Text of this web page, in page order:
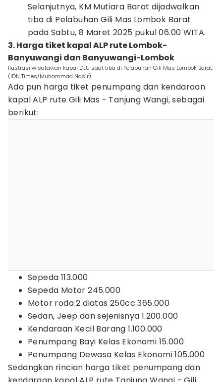
Selanjutnya, KM Mutiara Barat dijadwalkan
tiba di Pelabuhan Gili Mas Lombok Barat
pada Sabtu, 8 Maret 2025 pukul 06.00 WITA.
3. Harga tiket kapal ALP rute Lombok-
Banyuwangi dan Banyuwangi-Lombok
Ilustrasi wisatawan kapal DLU saat tiba di Pelabuhan Gili Mas Lombok Barat.
(IDN Times/Muhammad Nasir)
Ada pun harga tiket penumpang dan kendaraan
kapal ALP rute Gili Mas - Tanjung Wangi, sebagai
berikut:
Sepeda 113.000
Sepeda Motor 245.000
Motor roda 2 diatas 250cc 365.000
Sedan, Jeep dan sejenisnya 1.200.000
Kendaraan Kecil Barang 1.100.000
Penumpang Bayi Kelas Ekonomi 15.000
Penumpang Dewasa Kelas Ekonomi 105.000
Sedangkan rincian harga tiket penumpang dan